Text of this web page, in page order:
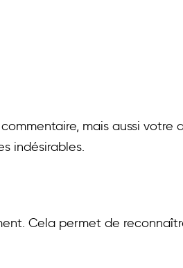
mais aussi votre
indésirables.
Cela permet de